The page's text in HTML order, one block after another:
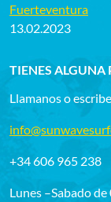
Fuerteventura
13.02.2023
TIENES ALGUNA
Llamanos o
+34 606 965 238
Lunes –Sabado